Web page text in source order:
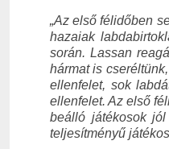
„Az első félidőben
hazaiak
során. Lassan
hármat is
ellenfelet, sok
ellenfelet. Az első
beálló játékosok
teljesítményű